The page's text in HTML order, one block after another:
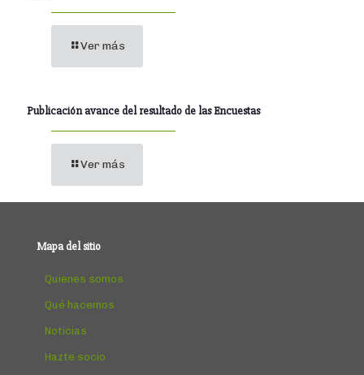
Ver más
Publicación avance del resultado de las Encuestas
Ver más
Mapa del sitio
Quienes somos
Qué hacemos
Noticias
Hazte socio